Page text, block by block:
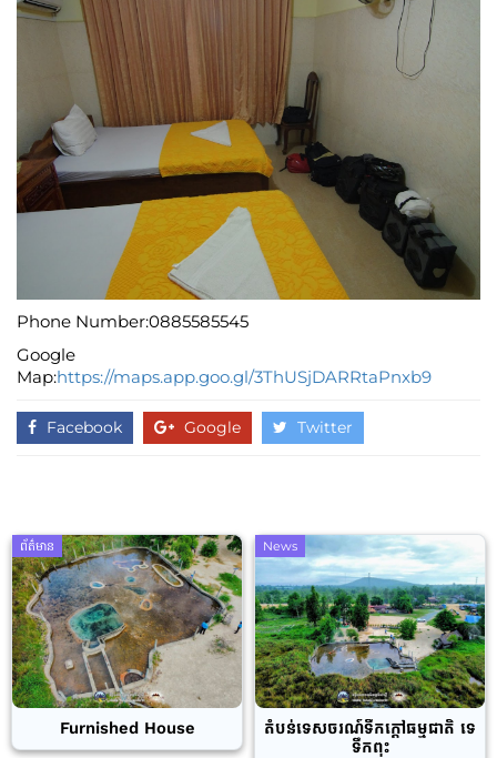
Phone Number:0885585545
Google
Map:https://maps.app.goo.gl/3ThUSjDARRtaPnxb9
Facebook Google Twitter
ព័ត៌មាន
Furnished House
News
តំបន់ទេសចរណ៍ទឹកក្តៅធម្មជាតិ ទេ
ទឹកពុះ